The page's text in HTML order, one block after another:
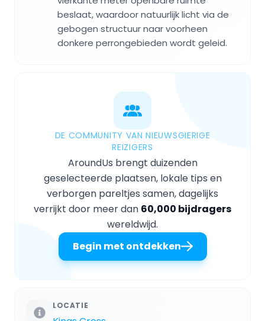
beslaat, waardoor natuurlijk licht via de
gebogen structuur naar voorheen
donkere perrongebieden wordt geleid.
DE COMMUNITY VAN NIEUWSGIERIGE
REIZIGERS
AroundUs brengt duizenden
geselecteerde plaatsen, lokale tips en
verborgen pareltjes samen, dagelijks
verrijkt door meer dan 60,000 bijdragers
wereldwijd.
Begin met ontdekken
LOCATIE